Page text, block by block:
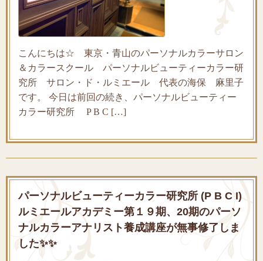
こんにちは☆ 東京・青山のパーソナルカラーサロン
＆カラースクール パーソナルビューティーカラー研
究所 サロン・ド・ルミエール 代表の海保 麻里子
です。 今日は前回の続き、パーソナルビューティー
カラー研究所 P B C […]
パーソナルビューティーカラー研究所 (P B C I)
ルミエールアカデミー第１９期、20期のパーソ
ナルカラーアナリスト養成講座が無事修了しま
した✨✨